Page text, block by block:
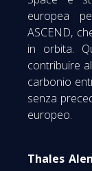
europea
ASCEND,
in orbita.
contribuire
carbonio
senza
europeo.
Thales